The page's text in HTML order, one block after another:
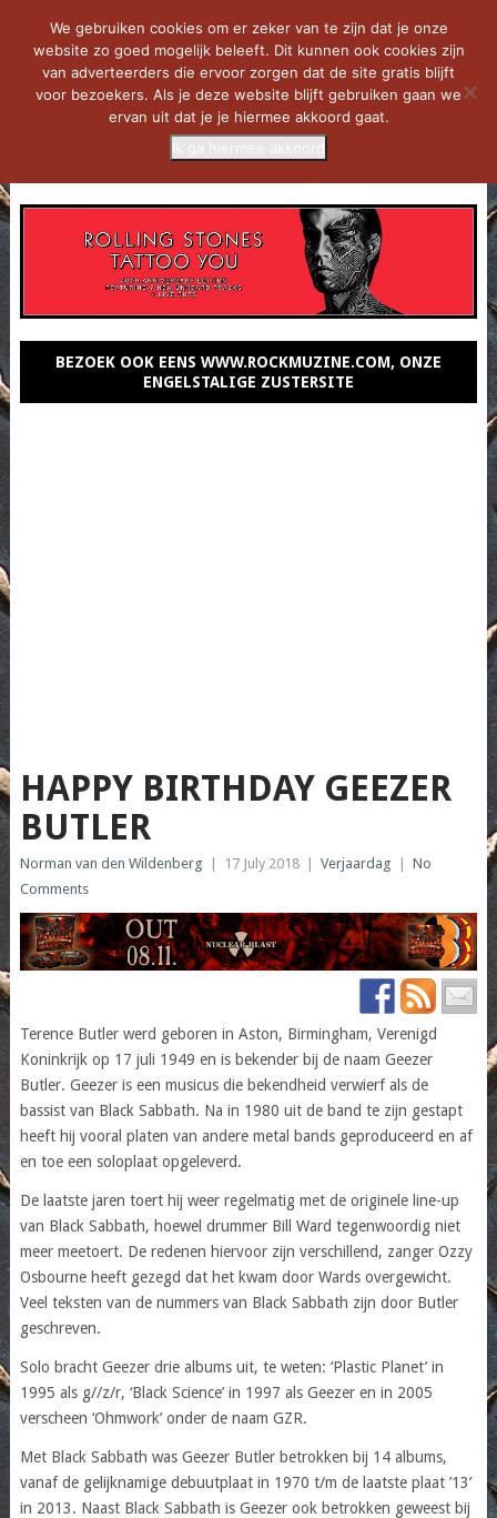
BEZOEK OOK EENS WWW.ROCKMUZINE.COM, ONZE
ENGELSTALIGE ZUSTERSITE
HAPPY BIRTHDAY GEEZER
BUTLER
Norman van den Wildenberg 17 July 2018 Verjaardag
No
Comments
Terence Butler werd geboren in Aston, Birmingham, Verenigd
Koninkrijk op 17 juli 1949 en is bekender bij de naam Geezer
Butler. Geezer is een musicus die bekendheid verwierf als de
bassist van Black Sabbath. Na in 1980 uit de band te zijn gestapt
heeft hij vooral platen van andere metal bands geproduceerd en af
en toe een soloplaat opgeleverd.
De laatste jaren toert hij weer regelmatig met de originele line-up
van Black Sabbath, hoewel drummer Bill Ward tegenwoordig niet
meer meetoert. De redenen hiervoor zijn verschillend, zanger Ozzy
Osbourne heeft gezegd dat het kwam door Wards overgewicht.
Veel teksten van de nummers van Black Sabbath zijn door Butler
geschreven.
Solo bracht Geezer drie albums uit, te weten: ‘Plastic Planet’ in
1995 als g//z/r, ‘Black Science’ in 1997 als Geezer en in 2005
verscheen ‘Ohmwork’ onder de naam GZR.
Met Black Sabbath was Geezer Butler betrokken bij 14 albums,
vanaf de gelijknamige debuutplaat in 1970 t/m de laatste plaat ’13’
in 2013. Naast Black Sabbath is Geezer ook betrokken geweest bij
We gebruiken cookies om er zeker van te zijn dat je onze
website zo goed mogelijk beleeft. Dit kunnen ook cookies zijn
van adverteerders die ervoor zorgen dat de site gratis blijft
voor bezoekers. Als je deze website blijft gebruiken gaan we
ervan uit dat je je hiermee akkoord gaat.
Ik ga hiermee akkoord